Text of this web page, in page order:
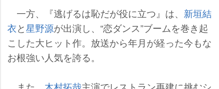
一方、『逃げるは恥だが役に立つ』は、 新垣結
衣と星野源が出演し、“恋ダンス”ブームを巻き起
こした大ヒット作。放送から年月が経った今もな
お根強い人気を誇る。
また、 木村拓哉主演でレストラン再建に挑むシ